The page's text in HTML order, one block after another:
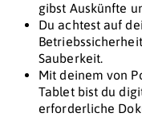
gibst Auskünfte
Du achtest auf
Sauberkeit.
Mit deinem von
Tablet bist du
erforderliche